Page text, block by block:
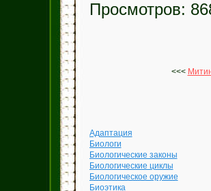
Просмотров:
<<<
Адаптация
Биологи
Биологические законы
Биологические циклы
Биологическое оружие
Биоэтика